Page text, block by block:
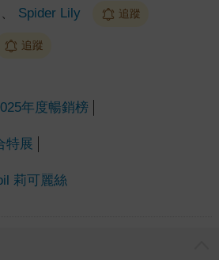
Spider Lily 追蹤
追蹤
年度暢銷榜
特展
莉可麗絲